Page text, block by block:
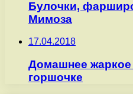
Булочки,
Мимоза
17.04.2018
Домашнее
горшочке